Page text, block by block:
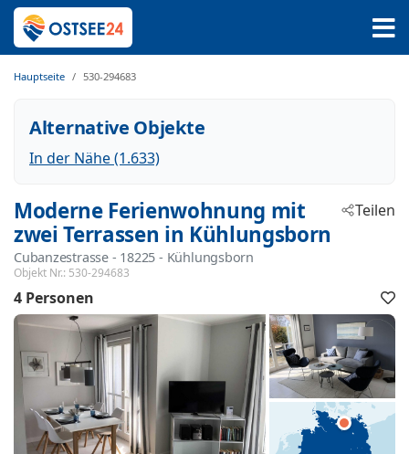
Hauptseite 530-294683
Alternative Objekte
In der Nähe (1.633)
Moderne Ferienwohnung mit
zwei Terrassen in Kühlungsborn
Cubanzestrasse - 18225 - Kühlungsborn
Objekt Nr.: 530-294683
Teilen
4 Personen